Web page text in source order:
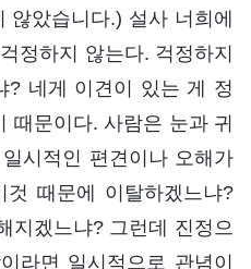
않았습니다.) 설사 너희에
정하지 않는다. 걱정하지
? 네게 이견이 있는 게 정
때문이다. 사람은 눈과 귀
시적인 편견이나 오해가
때문에 이탈하겠느냐?
지겠느냐? 그런데 진정으
라면 일시적으로 관념이